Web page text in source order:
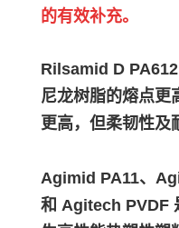
的有效补充。
Rilsamid D
尼龙树脂的熔点更
更高，但柔韧性及
Agimid PA11、
和 Agitech PVDF